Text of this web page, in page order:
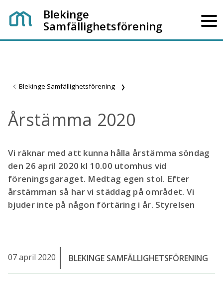
Blekinge
Samfällighetsförening
Blekinge Samfällighetsförening
Årstämma 2020
Vi räknar med att kunna hålla årstämma söndag
den 26 april 2020 kl 10.00 utomhus vid
föreningsgaraget. Medtag egen stol. Efter
årstämman så har vi städdag på området. Vi
bjuder inte på någon förtäring i år. Styrelsen
07 april 2020 BLEKINGE SAMFÄLLIGHETSFÖRENING